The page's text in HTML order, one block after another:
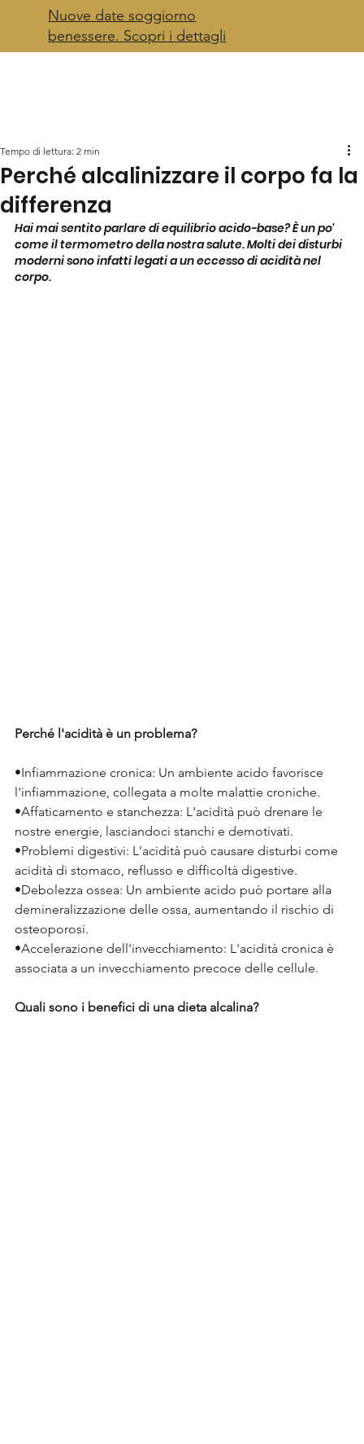
Nuove date soggiorno
benessere. Scopri i dettagli
Perché alcalinizzare il corpo fa la
differenza
Tempo di lettura: 2 min
Hai mai sentito parlare di equilibrio acido-base? È un po'
come il termometro della nostra salute. Molti dei disturbi
moderni sono infatti legati a un eccesso di acidità nel
corpo.
Perché l'acidità è un problema?
•Infiammazione cronica: Un ambiente acido favorisce
l'infiammazione, collegata a molte malattie croniche.
•Affaticamento e stanchezza: L'acidità può drenare le
nostre energie, lasciandoci stanchi e demotivati.
•Problemi digestivi: L'acidità può causare disturbi come
acidità di stomaco, reflusso e difficoltà digestive.
•Debolezza ossea: Un ambiente acido può portare alla
demineralizzazione delle ossa, aumentando il rischio di
osteoporosi.
•Accelerazione dell'invecchiamento: L'acidità cronica è
associata a un invecchiamento precoce delle cellule.
Quali sono i benefici di una dieta alcalina?